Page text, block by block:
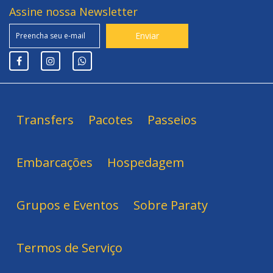
Assine nossa Newsletter
Transfers Pacotes Passeios
Embarcações Hospedagem
Grupos e Eventos Sobre Paraty
Termos de Serviço